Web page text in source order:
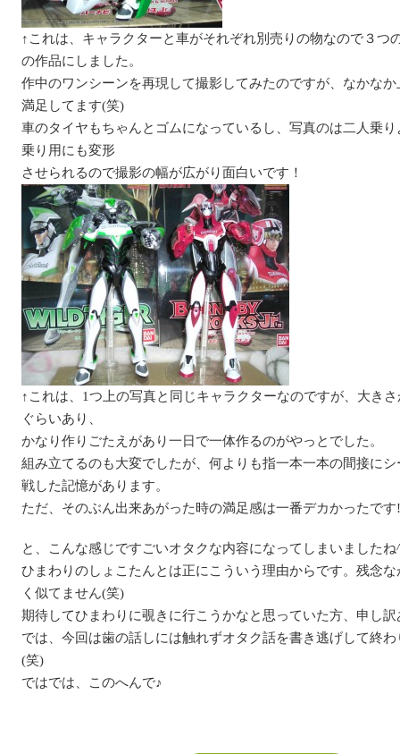
↑これは、キャラクターと車がそれぞれ別売りの物なので３つ
の作品にしました。
作中のワンシーンを再現して撮影してみたのですが、なかな
満足してます(笑)
車のタイヤもちゃんとゴムになっているし、写真のは二人乗
乗り用にも変形
させられるので撮影の幅が広がり面白いです！
↑これは、1つ上の写真と同じキャラクターなのですが、大き
ぐらいあり、
かなり作りごたえがあり一日で一体作るのがやっとでした。
組み立てるのも大変でしたが、何よりも指一本一本の間接に
戦した記憶があります。
ただ、そのぶん出来あがった時の満足感は一番デカかったで
と、こんな感じですごいオタクな内容になってしまいましたね
ひまわりのしょこたんとは正にこういう理由からです。残念
く似てません(笑)
期待してひまわりに覗きに行こうかなと思っていた方、申し
では、今回は歯の話しには触れずオタク話を書き逃げして終
(笑)
ではでは、このへんで♪